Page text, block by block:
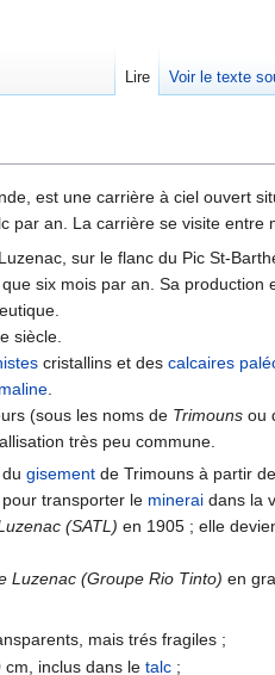
est une carrière à ciel ouvert
par an. La carrière se visite entre
sur le flanc du Pic St-
six mois par an. Sa production
siècle.
cristallins et descalcaires
.
(sous les noms de Trimouns ou
très peu commune.
dugisement de Trimouns à partir
transporter le minerai dans la
(SATL) en 1905 ; elle
Luzenac (Groupe Rio Tinto) en
mais trés fragiles ;
cm, inclus dans letalc ;
Lire Voir le texte